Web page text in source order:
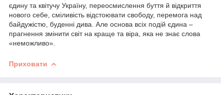
єдину та квітучу Україну, переосмислення буття й відкриття
нового себе, сміливість відстоювати свободу, перемога над
байдужістю, буденні дива. Але основа всіх подій єдина –
прагнення змінити світ на краще та віра, яка не знає слова
«неможливо».
Приховати